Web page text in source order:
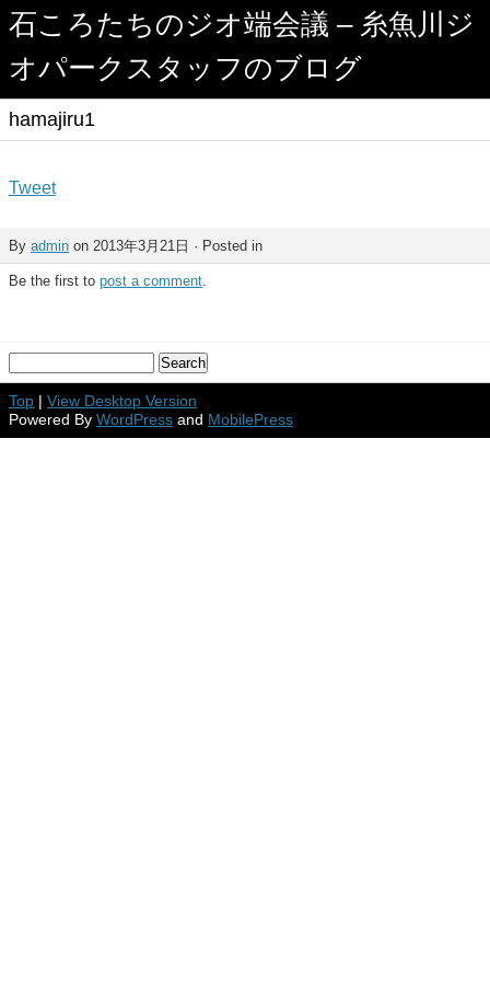
石ころたちのジオ端会議 – 糸魚川ジ
オパークスタッフのブログ
hamajiru1
Tweet
By admin on 2013年3月21日 · Posted in
Be the first to post a comment.
Top | View Desktop Version
Powered By WordPress and MobilePress